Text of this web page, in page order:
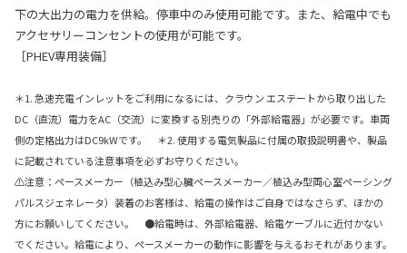
下の大出力の電力を供給。停車中のみ使用可能です。また、給電中でも
アクセサリーコンセントの使用が可能です。
［PHEV専用装備］
＊1. 急速充電インレットをご利用になるには、クラウン エステートから取り出した
DC（直流）電力をAC（交流）に変換する別売りの「外部給電器」が必要です。車両
側の定格出力はDC9kWです。 ＊2. 使用する電気製品に付属の取扱説明書や、製品
に記載されている注意事項を必ずお守りください。
⚠注意：ペースメーカー（植込み型心臓ペースメーカー／植込み型両心室ペーシング
パルスジェネレータ）装着のお客様は、給電の操作はご自身ではなさらず、ほかの
方にお願いしてください。 ●給電時は、外部給電器、給電ケーブルに近付かない
でください。給電により、ペースメーカーの動作に影響を与えるおそれがあります。